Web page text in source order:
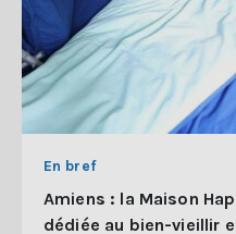
En bref
Amiens : la Maison
dédiée au bien-vieillir